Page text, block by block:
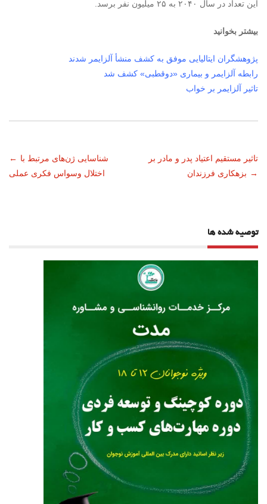
این تعداد در سال ۲۰۴۰ به ۲۵ میلیون نفر برسد.
بیشتر بخوانید
پژوهشگران ایتالیایی موفق به کشف منشأ آلزایمر شدند
رابطه آلزایمر و بیماری «دوقطبی» کشف شد
تاثیر آلزایمر بر خواب
ناوبری
نوشته
← شناسایی ژن‌های مرتبط با
اختلال وسواس فکری عملی
تاثیر مستقیم اعتیاد پدر و مادر بر
بزهکاری فرزندان →
توصیه شده ها